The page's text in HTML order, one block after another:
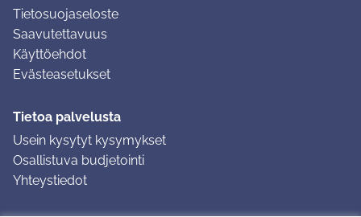
Tietosuojaseloste
Saavutettavuus
Käyttöehdot
Evästeasetukset
Tietoa palvelusta
Usein kysytyt kysymykset
Osallistuva budjetointi
Yhteystiedot